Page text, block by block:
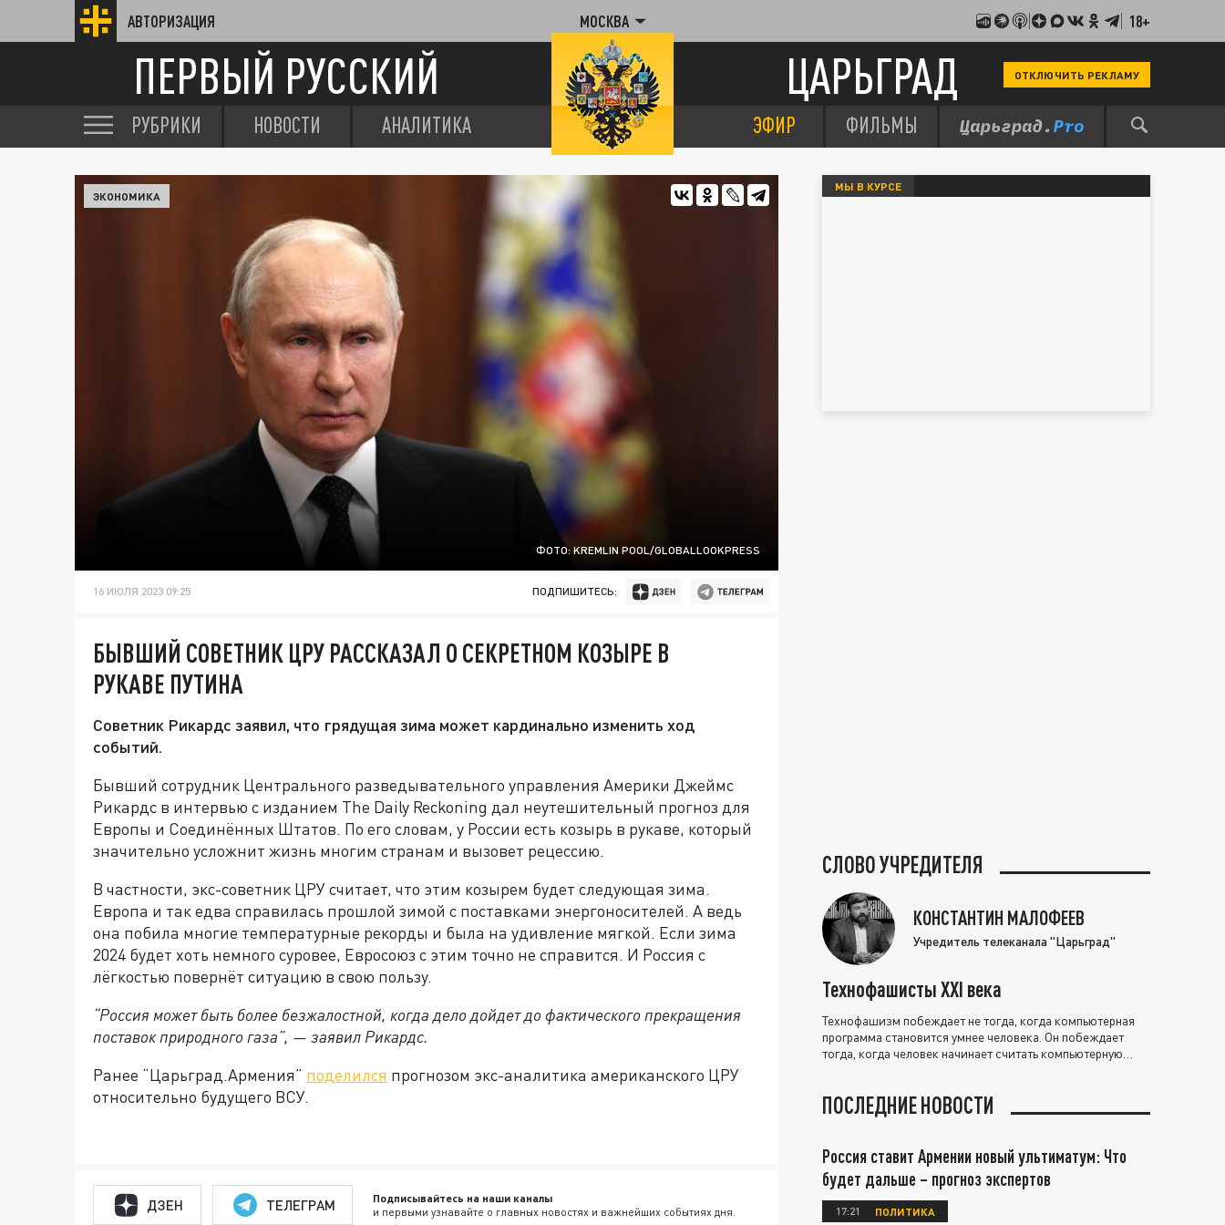
АВТОРИЗАЦИЯ МОСКВА 18+
ПЕРВЫЙ РУССКИЙ ЦАРЬГРАД ОТКЛЮЧИТЬ РЕКЛАМУ
РУБРИКИ НОВОСТИ АНАЛИТИКА ЭФИР ФИЛЬМЫ
ФОТО: KREMLIN POOL/GLOBALLOOKPRESS
ЭКОНОМИКА
16 ИЮЛЯ 2023 09:25 ПОДПИШИТЕСЬ:
БЫВШИЙ СОВЕТНИК ЦРУ РАССКАЗАЛ О СЕКРЕТНОМ КОЗЫРЕ В
РУКАВЕ ПУТИНА
Советник Рикардс заявил, что грядущая зима может кардинально изменить ход
событий.
Бывший сотрудник Центрального разведывательного управления Америки Джеймс
Рикардс в интервью с изданием The Daily Reckoning дал неутешительный прогноз для
Европы и Соединённых Штатов. По его словам, у России есть козырь в рукаве, который
значительно усложнит жизнь многим странам и вызовет рецессию.
В частности, экс-советник ЦРУ считает, что этим козырем будет следующая зима.
Европа и так едва справилась прошлой зимой с поставками энергоносителей. А ведь
она побила многие температурные рекорды и была на удивление мягкой. Если зима
2024 будет хоть немного суровее, Евросоюз с этим точно не справится. И Россия с
лёгкостью повернёт ситуацию в свою пользу.
“Россия может быть более безжалостной, когда дело дойдет до фактического прекращения
поставок природного газа”, — заявил Рикардс.
Ранее “Царьград.Армения” поделился прогнозом экс-аналитика американского ЦРУ
относительно будущего ВСУ.
ДЗЕН ТЕЛЕГРАМ Подписывайтесь на наши каналы
и первыми узнавайте о главных новостях и важнейших событиях дня.
МЫ В КУРСЕ
СЛОВО УЧРЕДИТЕЛЯ
КОНСТАНТИН МАЛОФЕЕВ
Учредитель телеканала "Царьград"
Технофашисты XXI века
Технофашизм побеждает не тогда, когда компьютерная
программа становится умнее человека. Он побеждает
тогда, когда человек начинает считать компьютерную
ПОСЛЕДНИЕ НОВОСТИ
Россия ставит Армении новый ультиматум: Что
будет дальше – прогноз экспертов
17:21 ПОЛИТИКА